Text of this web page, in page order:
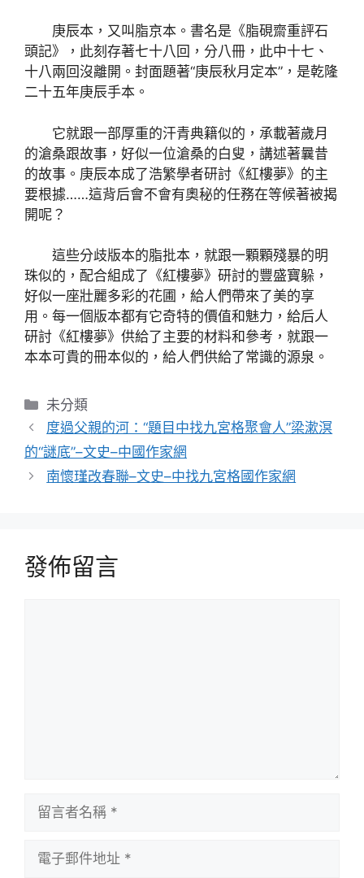
庚辰本，又叫脂京本。書名是《脂硯齋重評石
頭記》，此刻存著七十八回，分八冊，此中十七、
十八兩回沒離開。封面題著“庚辰秋月定本”，是乾隆
二十五年庚辰手本。
它就跟一部厚重的汗青典籍似的，承載著歲月
的滄桑跟故事，好似一位滄桑的白叟，講述著曩昔
的故事。庚辰本成了浩繁學者研討《紅樓夢》的主
要根據……這背后會不會有奧秘的任務在等候著被揭
開呢？
這些分歧版本的脂批本，就跟一顆顆殘暴的明
珠似的，配合組成了《紅樓夢》研討的豐盛寶躲，
好似一座壯麗多彩的花圃，給人們帶來了美的享
用。每一個版本都有它奇特的價值和魅力，給后人
研討《紅樓夢》供給了主要的材料和參考，就跟一
本本可貴的冊本似的，給人們供給了常識的源泉。
分
類
未分類
度過父親的河：“題目中找九宮格聚會人”梁漱溟
的“謎底”–文史–中國作家網
南懷瑾改春聯–文史–中找九宮格國作家網
發佈留言